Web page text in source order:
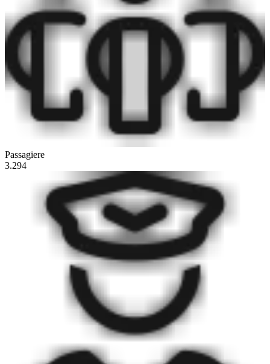
Passagiere
3.294